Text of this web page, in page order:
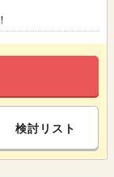
検討リスト